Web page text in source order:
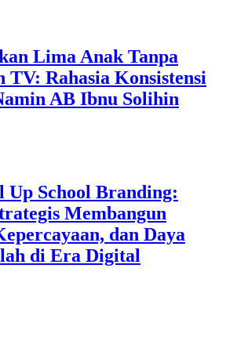
Lima Anak Tanpa
TV: Rahasia Konsistensi
AB Ibnu Solihin
Up School Branding:
Membangun
dan Daya
di Era Digital